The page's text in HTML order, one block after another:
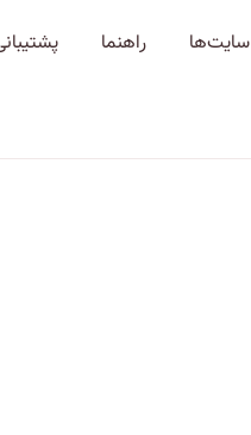
سایت‌ها راهنما